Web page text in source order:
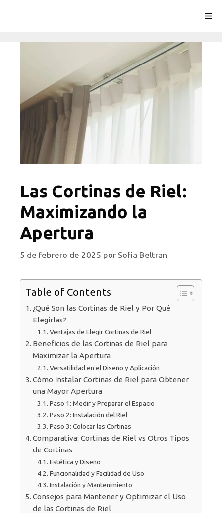
Las Cortinas de Riel:
Maximizando la
Apertura
5 de febrero de 2025 por Sofia Beltran
Table of Contents
¿Qué Son las Cortinas de Riel y Por Qué
Elegirlas?
Ventajas de Elegir Cortinas de Riel
Beneficios de las Cortinas de Riel para
Maximizar la Apertura
Versatilidad en el Diseño y Aplicación
Cómo Instalar Cortinas de Riel para Obtener
una Mayor Apertura
Paso 1: Medir y Preparar el Espacio
Paso 2: Instalación del Riel
Paso 3: Colocar las Cortinas
Comparativa: Cortinas de Riel vs Otros Tipos
de Cortinas
Estética y Diseño
Funcionalidad y Facilidad de Uso
Instalación y Mantenimiento
Consejos para Mantener y Optimizar el Uso
de las Cortinas de Riel